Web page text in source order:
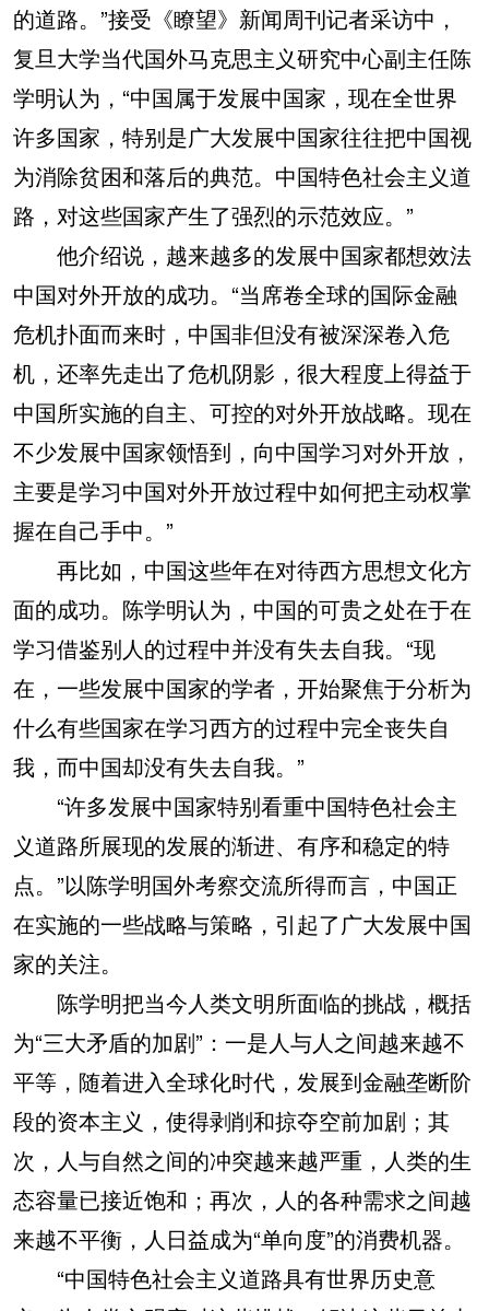
的道路。”接受《瞭望》新闻周刊记者采访中，
复旦大学当代国外马克思主义研究中心副主任陈
学明认为，“中国属于发展中国家，现在全世界
许多国家，特别是广大发展中国家往往把中国视
为消除贫困和落后的典范。中国特色社会主义道
路，对这些国家产生了强烈的示范效应。”
他介绍说，越来越多的发展中国家都想效法
中国对外开放的成功。“当席卷全球的国际金融
危机扑面而来时，中国非但没有被深深卷入危
机，还率先走出了危机阴影，很大程度上得益于
中国所实施的自主、可控的对外开放战略。现在
不少发展中国家领悟到，向中国学习对外开放，
主要是学习中国对外开放过程中如何把主动权掌
握在自己手中。”
再比如，中国这些年在对待西方思想文化方
面的成功。陈学明认为，中国的可贵之处在于在
学习借鉴别人的过程中并没有失去自我。“现
在，一些发展中国家的学者，开始聚焦于分析为
什么有些国家在学习西方的过程中完全丧失自
我，而中国却没有失去自我。”
“许多发展中国家特别看重中国特色社会主
义道路所展现的发展的渐进、有序和稳定的特
点。”以陈学明国外考察交流所得而言，中国正
在实施的一些战略与策略，引起了广大发展中国
家的关注。
陈学明把当今人类文明所面临的挑战，概括
为“三大矛盾的加剧”：一是人与人之间越来越不
平等，随着进入全球化时代，发展到金融垄断阶
段的资本主义，使得剥削和掠夺空前加剧；其
次，人与自然之间的冲突越来越严重，人类的生
态容量已接近饱和；再次，人的各种需求之间越
来越不平衡，人日益成为“单向度”的消费机器。
“中国特色社会主义道路具有世界历史意